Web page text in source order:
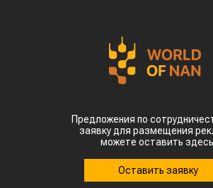
Предложения по
заявку для размещения
можете оставить
Оставить заявку